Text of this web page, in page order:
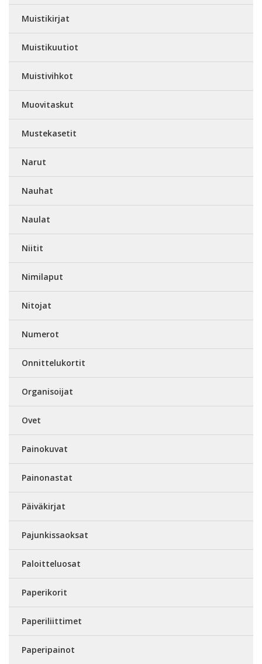
Muistikirjat
Muistikuutiot
Muistivihkot
Muovitaskut
Mustekasetit
Narut
Nauhat
Naulat
Niitit
Nimilaput
Nitojat
Numerot
Onnittelukortit
Organisoijat
Ovet
Painokuvat
Painonastat
Päiväkirjat
Pajunkissaoksat
Paloitteluosat
Paperikorit
Paperiliittimet
Paperipainot